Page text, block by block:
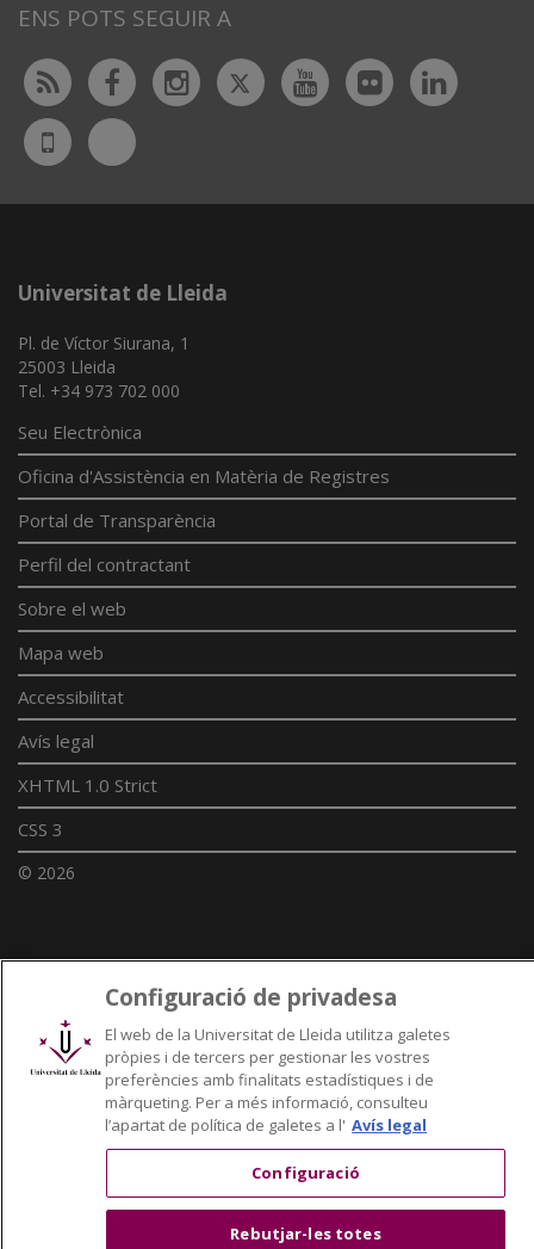
ENS POTS SEGUIR A
Rss FacebookInstagram
TwitterYoutubeFlickr
UdL
App
Bluesky
Universitat de Lleida
Pl. de Víctor Siurana, 1
25003 Lleida
Tel. +34 973 702 000
Seu Electrònica
Oficina d'Assistència en Matèria de Registres
Portal de Transparència
Perfil del contractant
Sobre el web
Mapa web
Accessibilitat
Avís legal
XHTML 1.0 Strict
CSS 3
© 2026
Enllaços UdL
Xarxes universitàries
Configuració de privadesa
El web de la Universitat de Lleida utilitza galetes
pròpies i de tercers per gestionar les vostres
preferències amb finalitats estadístiques i de
màrqueting. Per a més informació, consulteu
l’apartat de política de galetes a l' Avís legal
Configuració
Rebutjar-les totes